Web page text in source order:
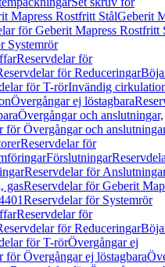
Mapress Rostfritt StålGeberit
för Geberit Mapress Rostfritt
Systemrör
Reservdelar för
för Reduceringar
för T-rörInvändig
Övergångar ej löstagbara
Övergångar och anslutningar,
för Övergångar och
Reservdelar för
Förslutningar
Reservdelar för
gasReservdelar för Geberit
Reservdelar för Systemrör
Reservdelar för
för Reduceringar
för T-rörÖvergångar ej
för Övergångar ej löstagbara